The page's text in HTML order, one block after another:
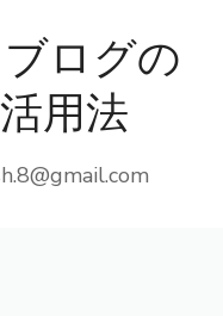
ログの
用法